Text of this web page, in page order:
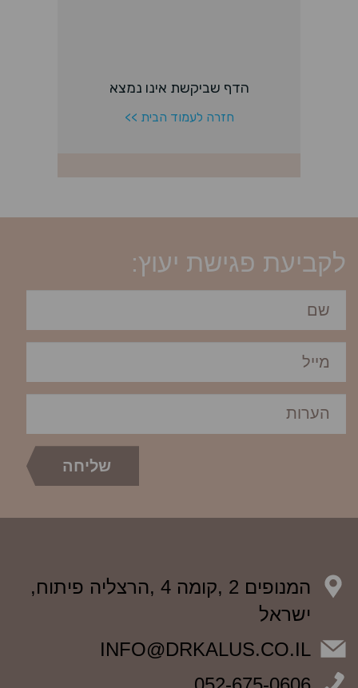
לקביעת פגישת יעוץ:
המנופים 2 ,קומה 4 ,הרצליה פיתוח,
ישראל
INFO@DRKALUS.CO.IL